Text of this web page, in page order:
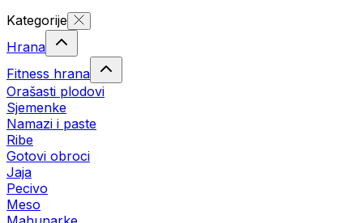
Kategorije
Hrana
Fitness hrana
Orašasti plodovi
Sjemenke
Namazi i paste
Ribe
Gotovi obroci
Jaja
Pecivo
Meso